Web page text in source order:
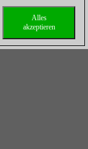
Alles
akzeptieren